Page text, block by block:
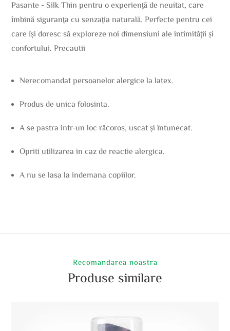
Pasante - Silk Thin pentru o experiență de neuitat, care
îmbină siguranța cu senzația naturală. Perfecte pentru cei
care își doresc să exploreze noi dimensiuni ale intimității și
confortului. Precautii
Nerecomandat persoanelor alergice la latex.
Produs de unica folosinta.
A se pastra intr-un loc răcoros, uscat și întunecat.
Opriti utilizarea in caz de reactie alergica.
A nu se lasa la indemana copiilor.
Recomandarea noastra
Produse similare